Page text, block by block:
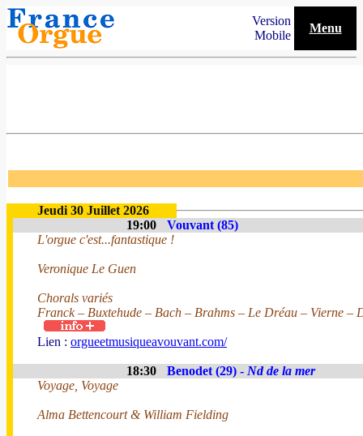
Version
Mobile
Menu
Jeudi 30 Juillet 2026
19:00
Vouvant (85)
L'orgue c'est...fantastique !
Veronique Le Guen
Chorals variés
Franck – Buxtehude – Bach – Brahms – Le Dréau – Vierne –
Lien : orgueetmusiqueavouvant.com/
18:30 Benodet (29) - Nd de la mer
Voyage, Voyage
Alma Bettencourt & William Fielding